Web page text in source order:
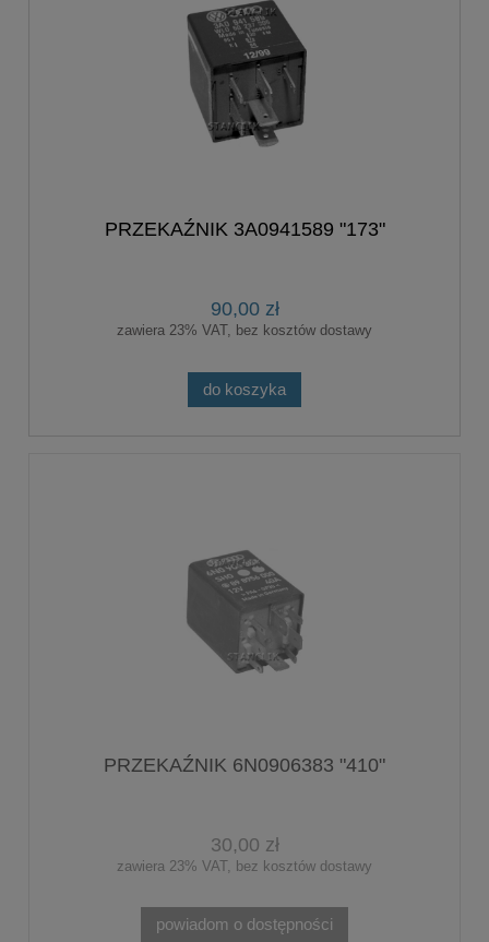
PRZEKAŹNIK 3A0941589 "173"
90,00 zł
zawiera 23% VAT, bez kosztów dostawy
do koszyka
PRZEKAŹNIK 6N0906383 "410"
30,00 zł
zawiera 23% VAT, bez kosztów dostawy
powiadom o dostępności